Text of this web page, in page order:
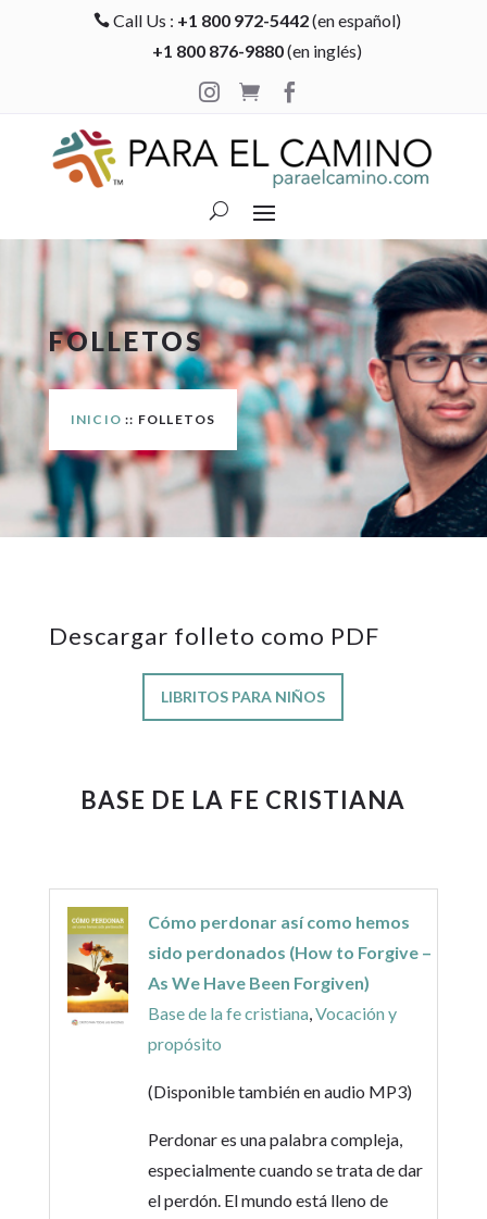
 Call Us : +1 800 972-5442(en español)
+1 800 876-9880(en inglés)

 
FOLLETOS
INICIO :: FOLLETOS
Descargar folleto como PDF
LIBRITOS PARA NIÑOS
BASE DE LA FE CRISTIANA
Cómo perdonar así como hemos
sido perdonados (How to Forgive –
As We Have Been Forgiven)
Base de la fe cristiana,Vocación y
propósito
(Disponible también en audio MP3)
Perdonar es una palabra compleja,
especialmente cuando se trata de dar
el perdón. El mundo está lleno de